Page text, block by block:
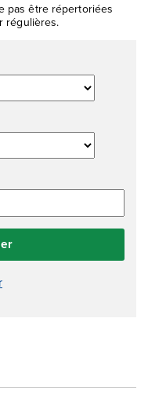
pas être répertoriées
régulières.